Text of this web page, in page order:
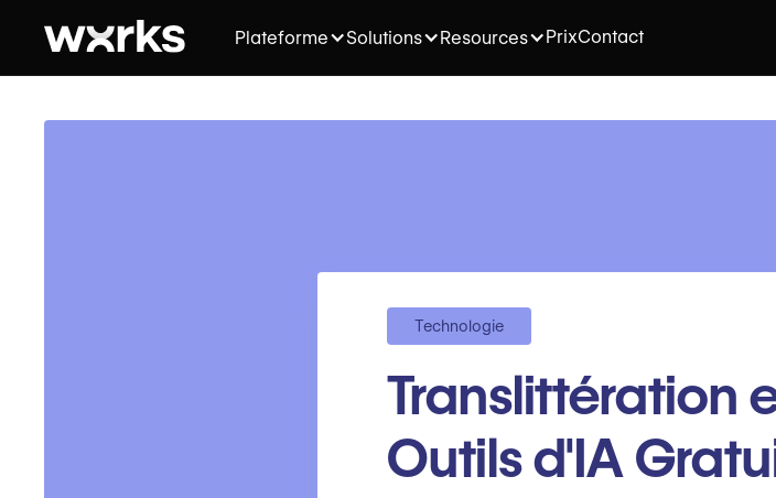
Plateforme Solutions Resources PrixContact
Technologie
Translittération
Outils d'IA